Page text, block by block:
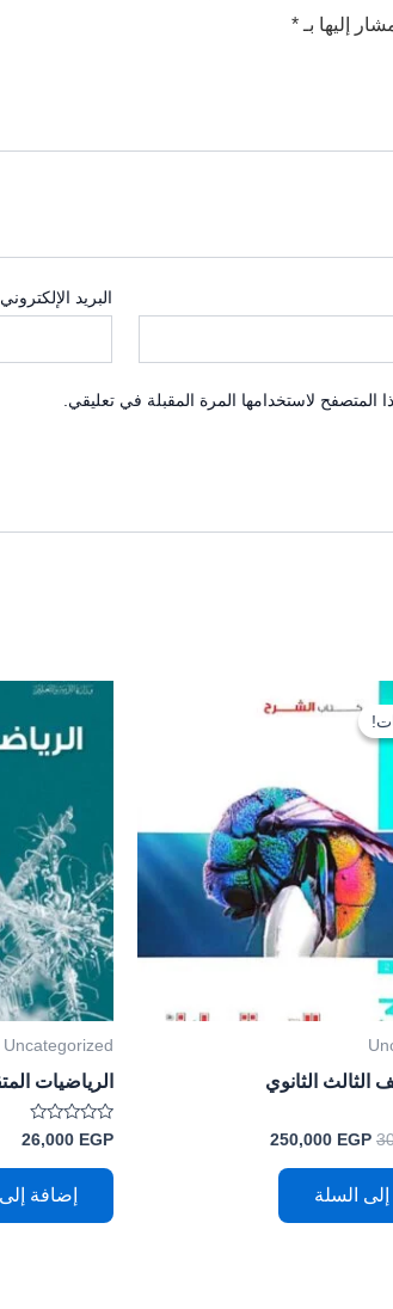
إليها بـ *
البريد
لاستخدامها المرة المقبلة في تعليقي.
الثالث الثانوي
الأصلي
هو:
250,000 EGP
الحالي
إلى السلة
Uncategorized
الرياضيات
تم
التقييم
0
من
26,000 EGP
إضافة